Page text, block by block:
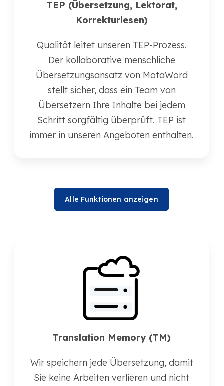
TEP (Übersetzung, Lektorat,
Korrekturlesen)
Qualität leitet unseren TEP-Prozess.
Der kollaborative menschliche
Übersetzungsansatz von MotaWord
stellt sicher, dass ein Team von
Übersetzern Ihre Inhalte bei jedem
Schritt sorgfältig überprüft. TEP ist
immer in unseren Angeboten enthalten.
Alle Funktionen anzeigen
Translation Memory (TM)
Wir speichern jede Übersetzung, damit
Sie keine Arbeiten verlieren und nicht